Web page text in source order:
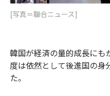
[写真＝聯合ニュース]
韓国が経済の量的成長にも
度は依然として後進国の身
た。